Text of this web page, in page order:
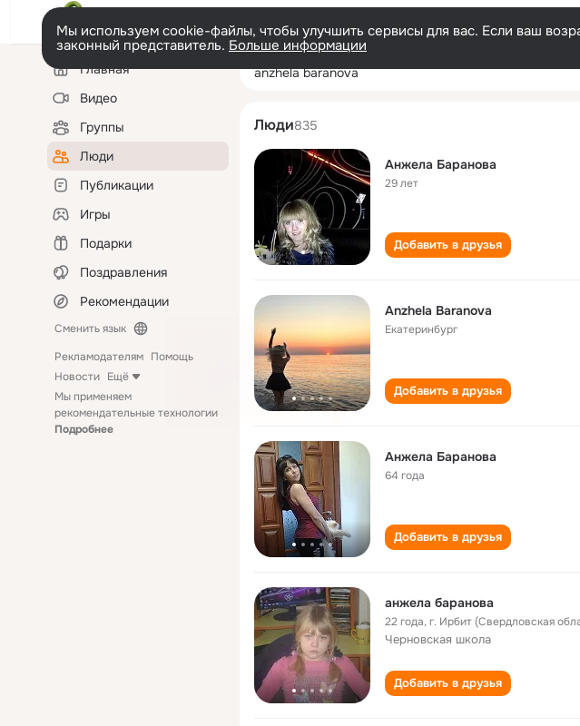
Мы используем cookie-файлы, чтобы улучшить сервисы для вас. Если ваш
законный представитель. Больше информации
Левая
колонкаГлавная
Видео
Группы
Люди
Публикации
Игры
Подарки
Поздравления
Рекомендации
Сменить язык
Рекламодателям Помощь
Новости Ещё
Мы применяем
рекомендательные технологии
Подробнее
anzhela baranova
Люди835
Анжела Баранова
29 лет
Добавить в друзья
Anzhela Baranova
Екатеринбург
Добавить в друзья
Анжела Баранова
64 года
Добавить в друзья
анжела баранова
22 года,г. Ирбит (Свердловская
Черновская школа
Добавить в друзья